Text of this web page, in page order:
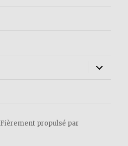
ouvrir
Fièrement propulsé par